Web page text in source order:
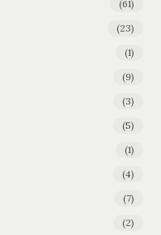
(61)
(23)
(1)
(9)
(3)
(5)
(1)
(4)
(7)
(2)